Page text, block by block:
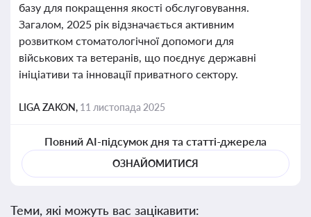
базу для покращення якості обслуговування.
Загалом, 2025 рік відзначається активним
розвитком стоматологічної допомоги для
військових та ветеранів, що поєднує державні
ініціативи та інновації приватного сектору.
LIGA ZAKON, 11 листопада 2025
Повний AI-підсумок дня та статті-джерела
ОЗНАЙОМИТИСЯ
Теми, які можуть вас зацікавити: